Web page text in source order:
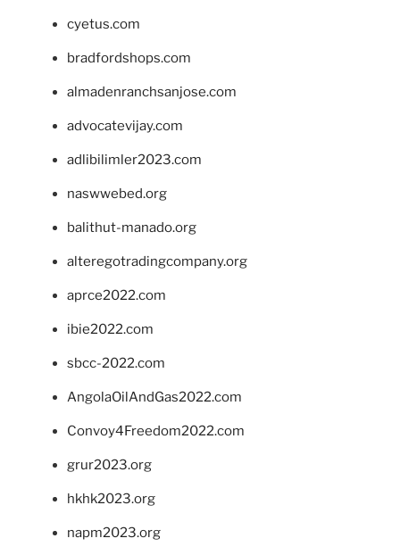
cyetus.com
bradfordshops.com
almadenranchsanjose.com
advocatevijay.com
adlibilimler2023.com
naswwebed.org
balithut-manado.org
alteregotradingcompany.org
aprce2022.com
ibie2022.com
sbcc-2022.com
AngolaOilAndGas2022.com
Convoy4Freedom2022.com
grur2023.org
hkhk2023.org
napm2023.org